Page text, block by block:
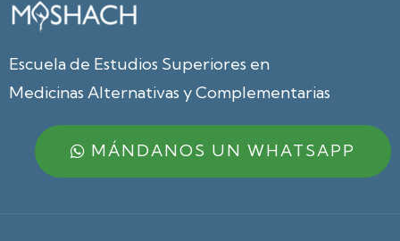
Escuela de Estudios Superiores en
Medicinas Alternativas y Complementarias
MÁNDANOS UN WHATSAPP